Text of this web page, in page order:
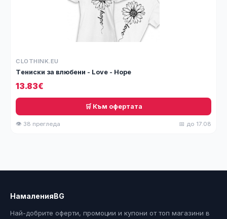
CLOTHINK.EU
Tениски за влюбени - Love - Hope
13.83€
🛒 Към офертата
👁 38 прегледа 📅 до 17.08
НамаленияBG
Най-добрите оферти, промоции и купони от топ магазини в